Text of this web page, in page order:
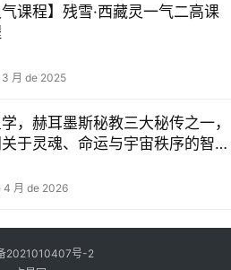
气课程】残雪·西藏灵一气‬二高课
3 月 de 2025
，赫耳墨斯秘教三大秘传之一，
于灵魂、命运与宇宙秩序的智慧
4 月 de 2026
2021010407号-2